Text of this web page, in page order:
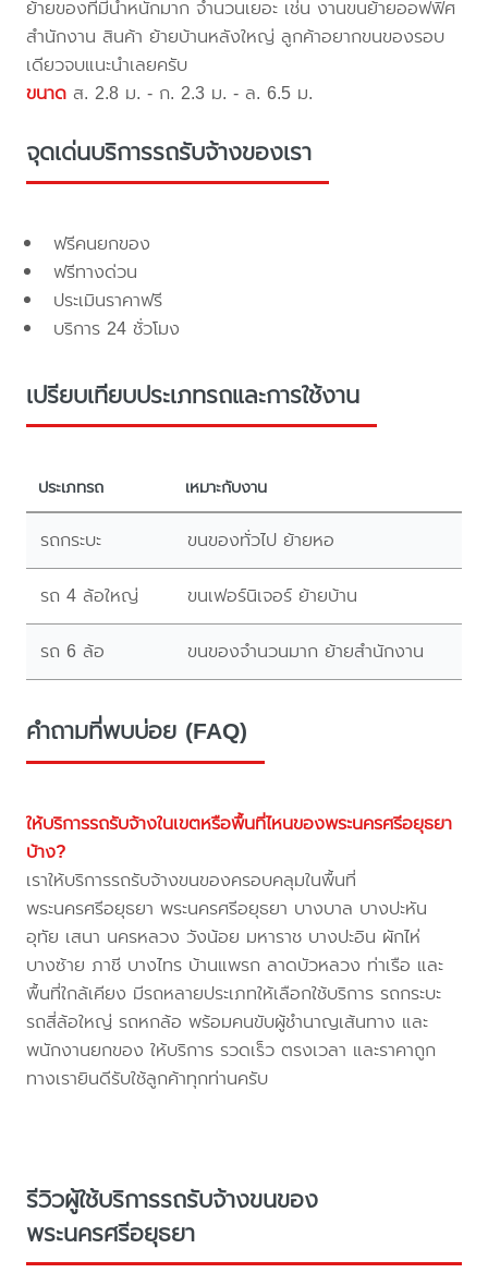
ย้ายของที่มีน้ำหนักมาก จำนวนเยอะ เช่น งานขนย้ายออฟฟิศ
สำนักงาน สินค้า ย้ายบ้านหลังใหญ่ ลูกค้าอยากขนของรอบ
เดียวจบแนะนำเลยครับ
ขนาด ส. 2.8 ม. - ก. 2.3 ม. - ล. 6.5 ม.
จุดเด่นบริการรถรับจ้างของเรา
ฟรีคนยกของ
ฟรีทางด่วน
ประเมินราคาฟรี
บริการ 24 ชั่วโมง
เปรียบเทียบประเภทรถและการใช้งาน
ประเภทรถ เหมาะกับงาน
รถกระบะ ขนของทั่วไป ย้ายหอ
รถ 4 ล้อใหญ่ ขนเฟอร์นิเจอร์ ย้ายบ้าน
รถ 6 ล้อ ขนของจำนวนมาก ย้ายสำนักงาน
คำถามที่พบบ่อย (FAQ)
ให้บริการรถรับจ้างในเขตหรือพื้นที่ไหนของพระนครศรีอยุธยา
บ้าง?
เราให้บริการรถรับจ้างขนของครอบคลุมในพื้นที่
พระนครศรีอยุธยา พระนครศรีอยุธยา บางบาล บางปะหัน
อุทัย เสนา นครหลวง วังน้อย มหาราช บางปะอิน ผักไห่
บางซ้าย ภาชี บางไทร บ้านแพรก ลาดบัวหลวง ท่าเรือ และ
พื้นที่ใกล้เคียง มีรถหลายประเภทให้เลือกใช้บริการ รถกระบะ
รถสี่ล้อใหญ่ รถหกล้อ พร้อมคนขับผู้ชำนาญเส้นทาง และ
พนักงานยกของ ให้บริการ รวดเร็ว ตรงเวลา และราคาถูก
ทางเรายินดีรับใช้ลูกค้าทุกท่านครับ
รีวิวผู้ใช้บริการรถรับจ้างขนของ
พระนครศรีอยุธยา